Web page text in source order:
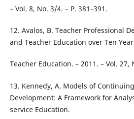
– Vol. 8, No. 3/4. – P. 381–391.
12. Avalos, B. Teacher Professional
and Teacher Education over Ten
Teacher Education. – 2011. – Vol. 27,
13. Kennedy, A. Models of
Development: A Framework for
service Education.